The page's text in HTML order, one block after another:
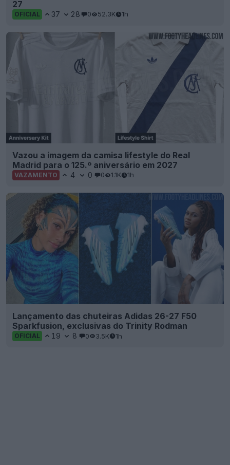
27
OFICIAL 37 28 0 52.3K 1h
Vazou a imagem da camisa lifestyle do Real
Madrid para o 125.º aniversário em 2027
VAZAMENTO 4 0 0 1.1K 1h
Lançamento das chuteiras Adidas 26-27 F50
Sparkfusion, exclusivas do Trinity Rodman
OFICIAL 19 8 0 3.5K 1h